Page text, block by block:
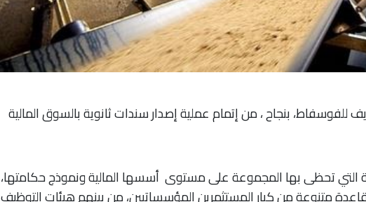
بنجاح ، من إتمام عملية إصدار سندات ثانوية بالسوق المالية
التي تحظى بها المجموعة على مستوى أسسها المالية ونموذج حكامتها،
متنوعة من كبار المستثمرين المؤسساتيين، من بينهم هيئات التوظيف